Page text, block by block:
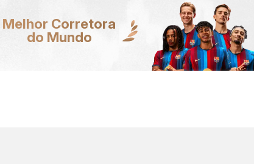
Melhor Corretora
do Mundo